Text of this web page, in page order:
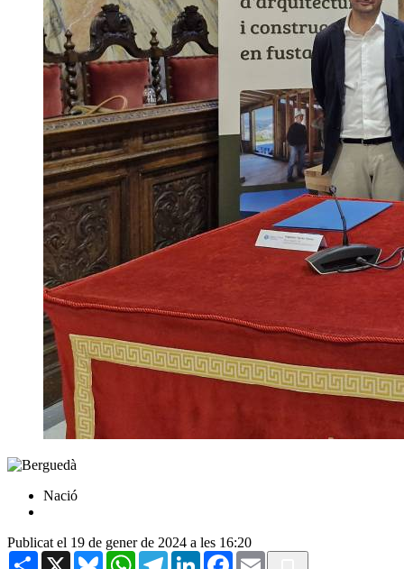
Nació
Publicat el 19 de gener de 2024 a les 16:20
Share X BlueskyWhatsAppTelegramLinkedInFacebook
Email